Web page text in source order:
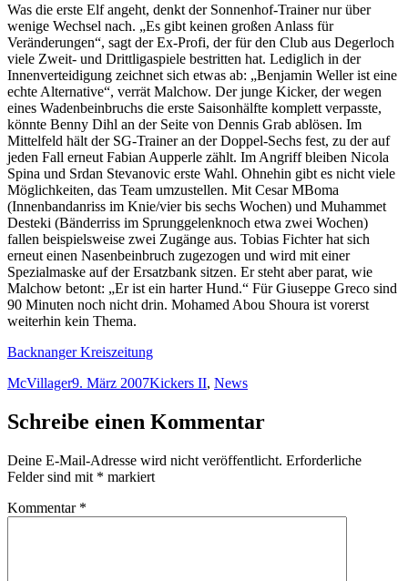
Was die erste Elf angeht, denkt der Sonnenhof-Trainer nur über
wenige Wechsel nach. „Es gibt keinen großen Anlass für
Veränderungen“, sagt der Ex-Profi, der für den Club aus Degerloch
viele Zweit- und Drittligaspiele bestritten hat. Lediglich in der
Innenverteidigung zeichnet sich etwas ab: „Benjamin Weller ist eine
echte Alternative“, verrät Malchow. Der junge Kicker, der wegen
eines Wadenbeinbruchs die erste Saisonhälfte komplett verpasste,
könnte Benny Dihl an der Seite von Dennis Grab ablösen. Im
Mittelfeld hält der SG-Trainer an der Doppel-Sechs fest, zu der auf
jeden Fall erneut Fabian Aupperle zählt. Im Angriff bleiben Nicola
Spina und Srdan Stevanovic erste Wahl. Ohnehin gibt es nicht viele
Möglichkeiten, das Team umzustellen. Mit Cesar MBoma
(Innenbandanriss im Knie/vier bis sechs Wochen) und Muhammet
Desteki (Bänderriss im Sprunggelenknoch etwa zwei Wochen)
fallen beispielsweise zwei Zugänge aus. Tobias Fichter hat sich
erneut einen Nasenbeinbruch zugezogen und wird mit einer
Spezialmaske auf der Ersatzbank sitzen. Er steht aber parat, wie
Malchow betont: „Er ist ein harter Hund.“ Für Giuseppe Greco sind
90 Minuten noch nicht drin. Mohamed Abou Shoura ist vorerst
weiterhin kein Thema.
Backnanger Kreiszeitung
Autor
McVillagerVeröffentlicht
9. März 2007Kategorien
Kickers II, News
Schreibe einen Kommentar
Deine E-Mail-Adresse wird nicht veröffentlicht. Erforderliche
Felder sind mit * markiert
Kommentar *